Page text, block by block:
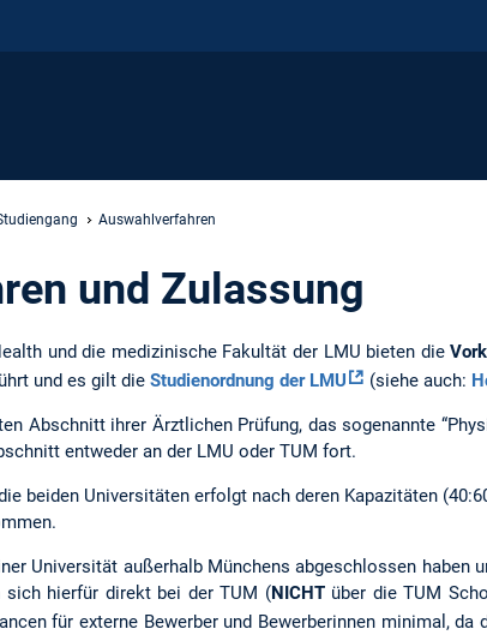
Auswahlverfahren
und Zulassung
und die medizinische Fakultät der LMU bieten die
und es gilt die Studienordnung der LMU (siehe auch:
Abschnitt ihrer Ärztlichen Prüfung, das sogenannte
entweder an der LMU oder TUM fort.
beiden Universitäten erfolgt nach deren Kapazitäten
Universität außerhalb Münchens abgeschlossen haben
sich hierfür direkt bei der TUM (NICHTüber die TUM
für externe Bewerber und Bewerberinnen minimal, da